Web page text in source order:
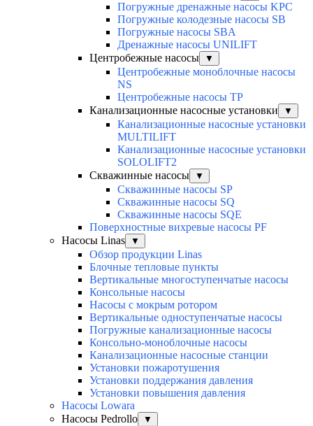
Погружные дренажные насосы KPC
Погружные колодезные насосы SB
Погружные насосы SBA
Дренажные насосы UNILIFT
Центробежные насосы
▼
Центробежные моноблочные насосы
NS
Центробежные насосы TP
Канализационные насосные установки
▼
Канализационные насосные установки
MULTILIFT
Канализационные насосные установки
SOLOLIFT2
Скважинные насосы
▼
Скважинные насосы SP
Скважинные насосы SQ
Скважинные насосы SQE
Поверхностные вихревые насосы PF
Насосы Linas
▼
Обзор продукции Linas
Блочные тепловые пункты
Вертикальные многоступенчатые насосы
Консольные насосы
Насосы с мокрым ротором
Вертикальные одноступенчатые насосы
Погружные канализационные насосы
Консольно-моноблочные насосы
Канализационные насосные станции
Установки пожаротушения
Установки поддержания давления
Установки повышения давления
Насосы Lowara
Насосы Pedrollo
▼